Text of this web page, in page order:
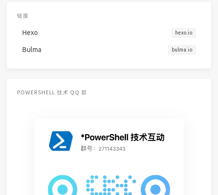
链接
Hexo hexo.io
Bulma bulma.io
POWERSHELL 技术 QQ 群